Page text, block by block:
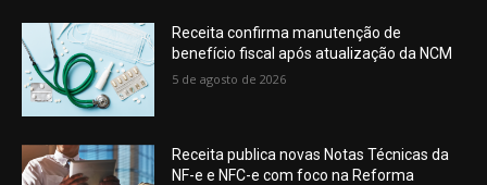
Receita confirma manutenção de
benefício fiscal após atualização da NCM
5 de agosto de 2026
Receita publica novas Notas Técnicas da
NF-e e NFC-e com foco na Reforma